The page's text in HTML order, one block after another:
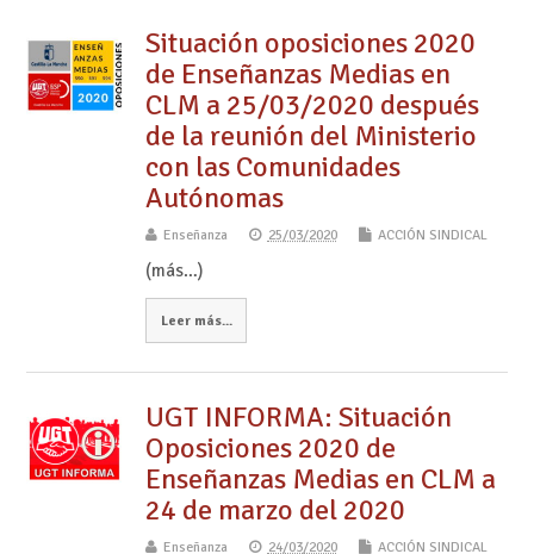
Situación oposiciones 2020
de Enseñanzas Medias en
CLM a 25/03/2020 después
de la reunión del Ministerio
con las Comunidades
Autónomas
Enseñanza 25/03/2020 ACCIÓN SINDICAL
(más…)
Leer más...
UGT INFORMA: Situación
Oposiciones 2020 de
Enseñanzas Medias en CLM a
24 de marzo del 2020
Enseñanza 24/03/2020 ACCIÓN SINDICAL